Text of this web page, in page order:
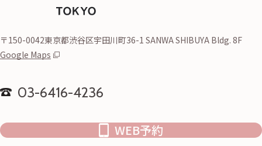
〒150-0042東京都渋谷区宇田川町36-1 SANWA SHIBUYA Bldg. 8F
Google Maps
03-6416-4236
WEB予約